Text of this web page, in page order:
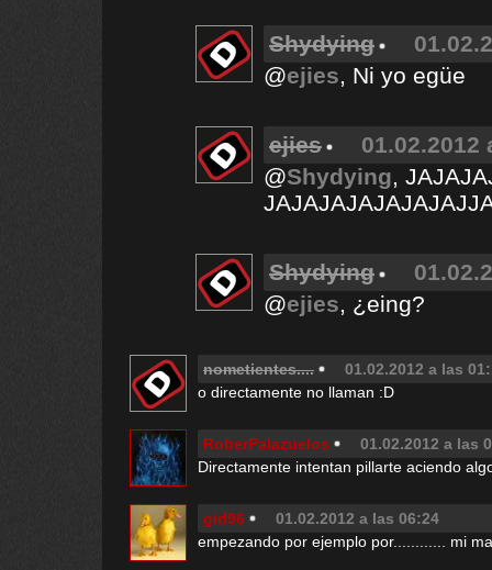
Shydying
@ejies, Ni yo egüe
ejies
01.02.2012
@Shydying,
Shydying
@ejies, ¿eing?
nometientes....
01.02.2012 a las
o directamente no llaman :D
RoberPalazuelos
01.02.2012 a las
Directamente intentan pillarte aciendo
girl96
01.02.2012 a las 06:24
empezando por ejemplo por............ mi